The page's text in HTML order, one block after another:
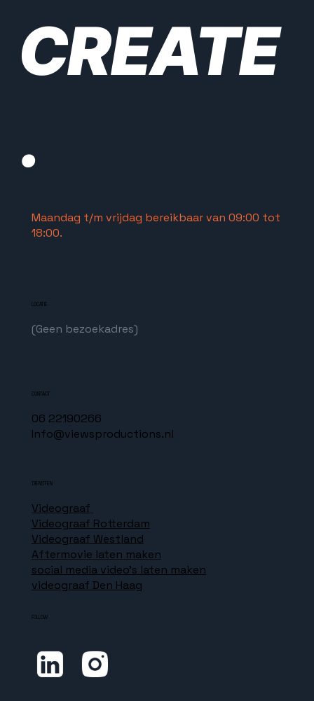
CREATE
.
Maandag t/m vrijdag bereikbaar van 09:00 tot
18:00.
LOCATIE
(Geen bezoekadres)
DIENSTEN
Videograaf
Videograaf Rotterdam
Videograaf Westland
Aftermovie laten maken
social media video's laten maken
videograaf Den Haag
CONTACT
06 22190266
Info@viewsproductions.nl
FOLLOW